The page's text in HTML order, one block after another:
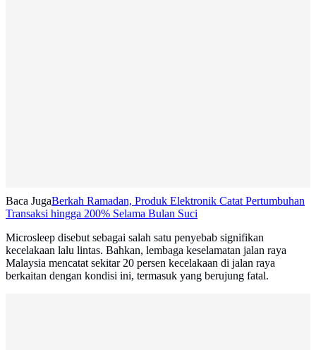
Baca JugaBerkah Ramadan, Produk Elektronik Catat Pertumbuhan
Transaksi hingga 200% Selama Bulan Suci
Microsleep disebut sebagai salah satu penyebab signifikan
kecelakaan lalu lintas. Bahkan, lembaga keselamatan jalan raya
Malaysia mencatat sekitar 20 persen kecelakaan di jalan raya
berkaitan dengan kondisi ini, termasuk yang berujung fatal.